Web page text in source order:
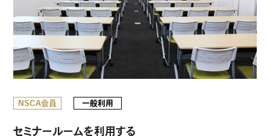
NSCA会員 一般利用
セミナールームを利用する